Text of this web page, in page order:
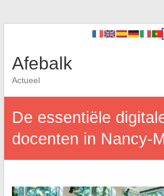
Afebalk
Actueel
De essentiële
docenten in Nancy-